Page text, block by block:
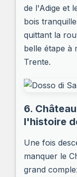
de l'Adige et
bois
quittant la
belle étape à
Trente.
6.
l'histoire
Une fois
manquer le
grand